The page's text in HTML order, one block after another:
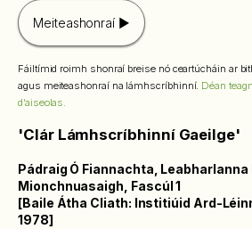
Meiteashonraí
Fáiltímid roimh shonraí breise nó ceartúcháin ar
agus meiteashonraí na lámhscríbhinní. Déan
d’aiseolas.
'Clár Lámhscríbhinní Gaeilge'
Pádraig Ó Fiannachta, Leabharlanna
Mionchnuasaigh, Fascúl 1
[Baile Átha Cliath: Institiúid Ard-
1978]